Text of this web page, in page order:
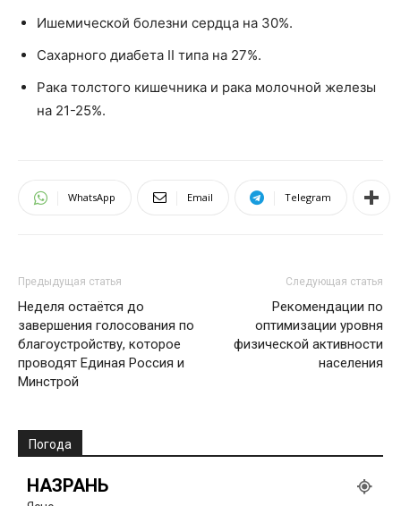
Ишемической болезни сердца на 30%.
Сахарного диабета II типа на 27%.
Рака толстого кишечника и рака молочной железы
на 21-25%.
WhatsApp Email Telegram
Предыдущая статья
Неделя остаётся до
завершения голосования по
благоустройству, которое
проводят Единая Россия и
Минстрой
Следующая статья
Рекомендации по
оптимизации уровня
физической активности
населения
Погода
НАЗРАНЬ